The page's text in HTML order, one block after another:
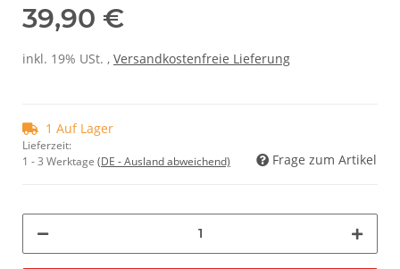
39,90 €
inkl. 19% USt. , Versandkostenfreie Lieferung
1 Auf Lager
Lieferzeit:
1 - 3 Werktage (DE - Ausland abweichend) Frage zum Artikel